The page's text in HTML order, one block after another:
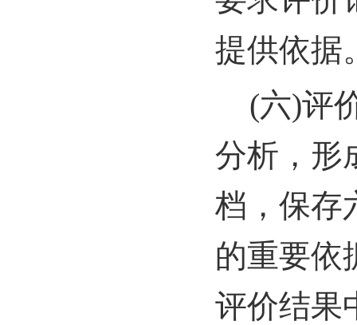
提供依据
(六)评
分析，形
档，保存
的重要依
评价结果